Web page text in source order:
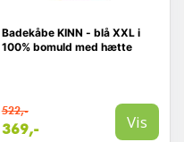
Badekåbe KINN - blå XXL i
100% bomuld med hætte
522,-
369,- Vis